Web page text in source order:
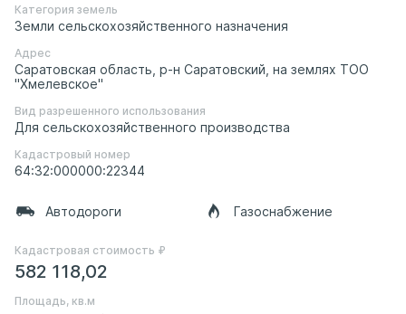
Категория земель
Земли сельскохозяйственного назначения
Адрес
Саратовская область, р-н Саратовский, на землях ТОО
"Хмелевское"
Вид разрешенного использования
Для сельскохозяйственного производства
Кадастровый номер
64:32:000000:22344
Автодороги Газоснабжение
Кадастровая стоимость ₽
582 118,02
Площадь, кв.м